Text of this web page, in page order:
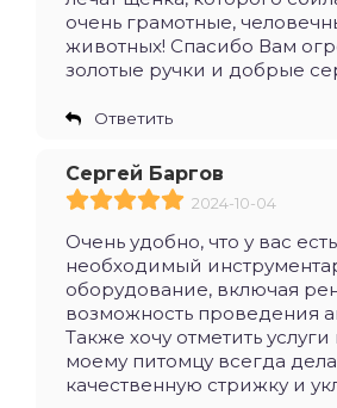
очень грамотные,
животных! Спасибо Вам
золотые ручки и добрые
Ответить
Сергей Баргов
2024-10-04
Очень удобно, что у вас
необходимый
оборудование, включая
возможность проведения
Также хочу отметить
моему питомцу всегда
качественную стрижку и